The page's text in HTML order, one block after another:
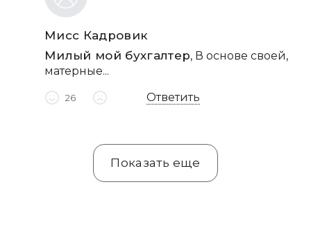
Мисс Кадровик
Милый мой бухгалтер, В основе своей,
матерные...
26 Ответить
Показать еще